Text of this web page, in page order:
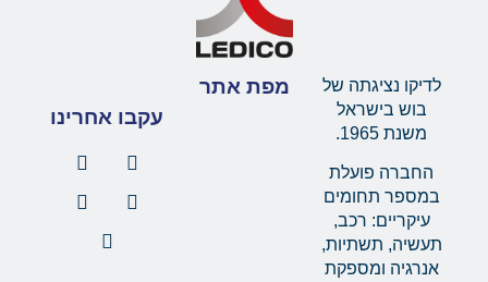
לדיקו נציגתה של
בוש בישראל
משנת 1965.
החברה פועלת
במספר תחומים
עיקריים: רכב,
תעשיה, תשתיות,
אנרגיה ומספקת
מפת אתר
עקבו אחרינו